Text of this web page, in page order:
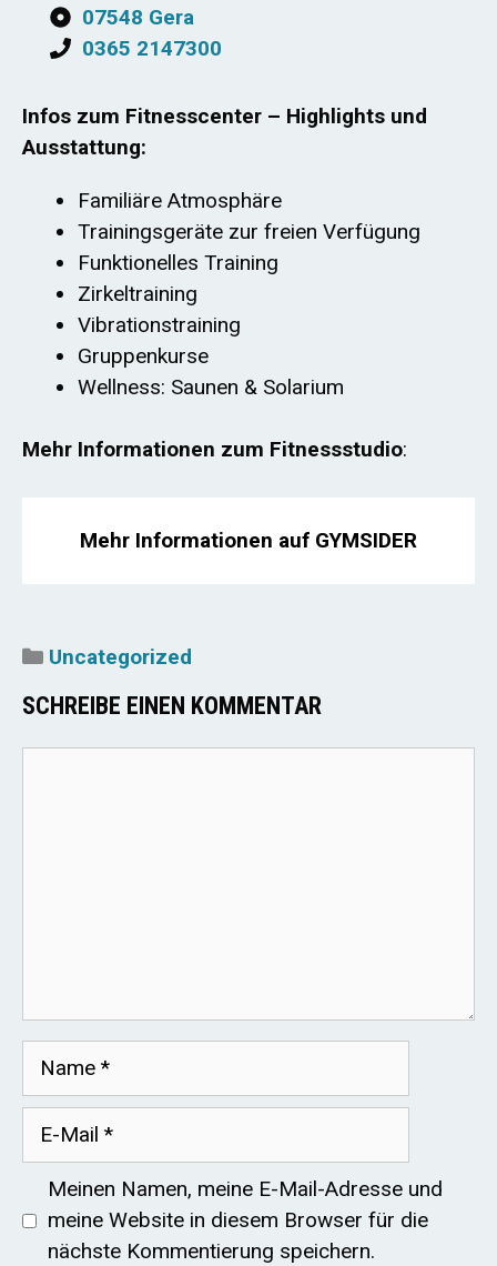
07548 Gera
0365 2147300
Infos zum Fitnesscenter – Highlights und
Ausstattung:
Familiäre Atmosphäre
Trainingsgeräte zur freien Verfügung
Funktionelles Training
Zirkeltraining
Vibrationstraining
Gruppenkurse
Wellness: Saunen & Solarium
Mehr Informationen zum Fitnessstudio:
Mehr Informationen auf GYMSIDER
Kategorien
Uncategorized
SCHREIBE EINEN KOMMENTAR
Name
Meinen Namen, meine E-Mail-Adresse und
meine Website in diesem Browser für die
nächste Kommentierung speichern.